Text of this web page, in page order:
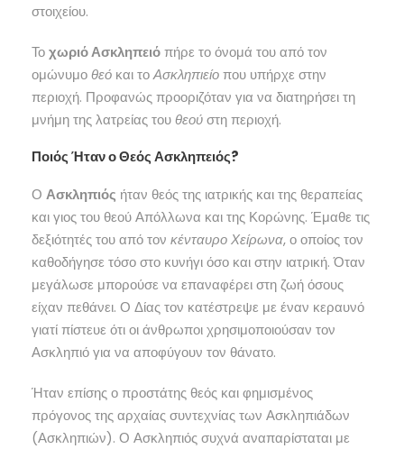
στοιχείου.
Τοχωριό Ασκληπειόπήρε το όνομά του από τον
ομώνυμοθεό και τοΑσκληπιείοπου υπήρχε στην
περιοχή. Προφανώς προοριζόταν για να διατηρήσει τη
μνήμη της λατρείας τουθεούστη περιοχή.
Ποιός Ήταν ο Θεός Ασκληπειός?
Ο Ασκληπιός ήταν θεός της ιατρικής και της θεραπείας
και γιος του θεού Απόλλωνα και της Κορώνης. Έμαθε τις
δεξιότητές του από τον κένταυρο Χείρωνα, ο οποίος τον
καθοδήγησε τόσο στο κυνήγι όσο και στην ιατρική. Όταν
μεγάλωσε μπορούσε να επαναφέρει στη ζωή όσους
είχαν πεθάνει. Ο Δίας τον κατέστρεψε με έναν κεραυνό
γιατί πίστευε ότι οι άνθρωποι χρησιμοποιούσαν τον
Ασκληπιό για να αποφύγουν τον θάνατο.
Ήταν επίσης ο προστάτης θεός και φημισμένος
πρόγονος της αρχαίας συντεχνίας των Ασκληπιάδων
(Ασκληπιών). Ο Ασκληπιός συχνά αναπαρίσταται με